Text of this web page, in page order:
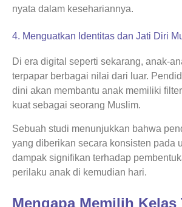
nyata dalam kesehariannya.
4. Menguatkan Identitas dan Jati Diri
Di era digital seperti sekarang, anak-
terpapar berbagai nilai dari luar.
dini akan membantu anak memiliki
kuat sebagai seorang Muslim.
Sebuah studi menunjukkan bahwa
yang diberikan secara konsisten pada
dampak signifikan terhadap
perilaku anak di kemudian hari.
Mengapa Memilih Kelas